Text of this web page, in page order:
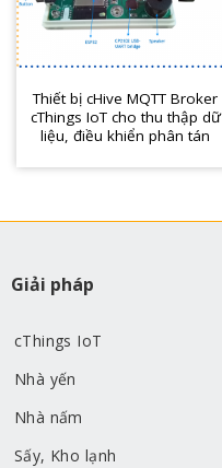
Thiết bị cHive MQTT Broker
cThings IoT cho thu thập dữ
liệu, điều khiển phân tán
Giải pháp
cThings IoT
Nhà yến
Nhà nấm
Sấy, Kho lạnh